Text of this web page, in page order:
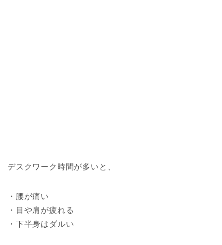
デスクワーク時間が多いと、
・腰が痛い
・目や肩が疲れる
・下半身はダルい